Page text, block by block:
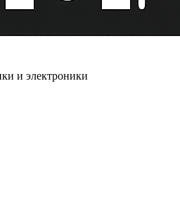
и электроники